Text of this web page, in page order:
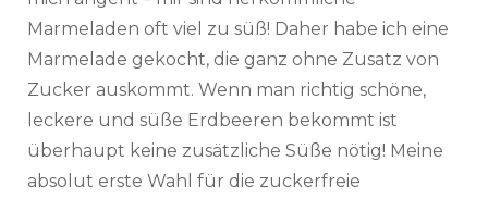
Marmeladen oft viel zu süß! Daher habe ich eine
Marmelade gekocht, die ganz ohne Zusatz von
Zucker auskommt. Wenn man richtig schöne,
leckere und süße Erdbeeren bekommt ist
überhaupt keine zusätzliche Süße nötig! Meine
absolut erste Wahl für die zuckerfreie